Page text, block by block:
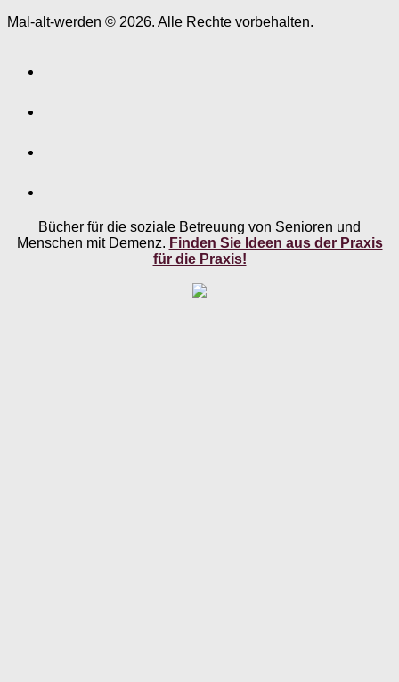
Mal-alt-werden © 2026. Alle Rechte vorbehalten.
Bücher für die soziale Betreuung von Senioren und
Menschen mit Demenz. Finden Sie Ideen aus der Praxis
für die Praxis!